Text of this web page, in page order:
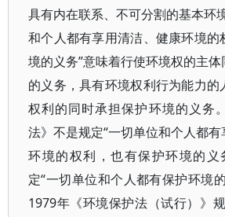
具有内在联系、不可分割的基本环
和个人都有享用清洁、健康环境的
境的义务”意味着行使环境权的主
的义务，具有环境权利行为能力的
权利的同时承担保护环境的义务
法》不是规定“一切单位和个人都
环境的权利，也有保护环境的义
定“一切单位和个人都有保护环境
1979年《环境保护法（试行）》